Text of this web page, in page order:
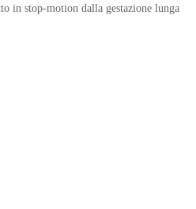
in stop-motion dalla gestazione lunga